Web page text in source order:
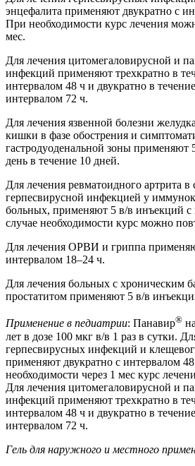
энцефалита применяют двукратно с
При необходимости курс лечения
мес.
Для лечения цитомегаловирусной и
инфекций применяют трехкратно в
интервалом 48 ч и двукратно в
интервалом 72 ч.
Для лечения язвенной болезни
кишки в фазе обострения и
гастродуоденальной зоны применяют
день в течение 10 дней.
Для лечения ревматоидного артрита в
герпесвирусной инфекцией у
больных, применяют 5 в/в инъекций с
случае необходимости курс можно
Для лечения ОРВИ и гриппа
интервалом 18–24 ч.
Для лечения больных с хроническим
простатитом применяют 5 в/в
Применение в педиатрии: Панавир®
лет в дозе 100 мкг в/в 1 раз в сутки.
герпесвирусных инфекций и
применяют двукратно с интервалом
необходимости через 1 мес курс
Для лечения цитомегаловирусной и
инфекций применяют трехкратно в
интервалом 48 ч и двукратно в
интервалом 72 ч.
Гель для наружного и местного